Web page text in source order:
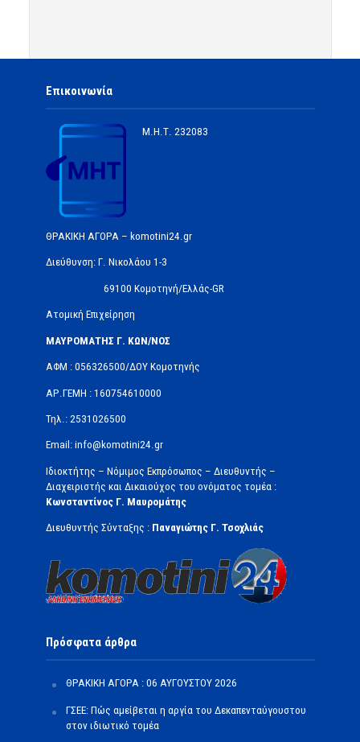
Επικοινωνία
Μ.Η.Τ. 232083
ΘΡΑΚΙΚΗ ΑΓΟΡΑ – komotini24.gr
Διεύθυνση: Γ. Νικολάου 1-3
69100 Κομοτηνή/Ελλάς-GR
Ατομική Επιχείρηση
ΜΑΥΡΟΜΑΤΗΣ Γ. ΚΩΝ/ΝΟΣ
ΑΦΜ : 056326500/ΔOΥ Κομοτηνής
ΑΡ.ΓΕΜΗ : 160754610000
Τηλ.: 2531026500
Email: info@komotini24.gr
Ιδιοκτήτης – Νόμιμος Εκπρόσωπος – Διευθυντής –
Διαχειριστής και Δικαιούχος του ονόματος τομέα :
Κωνσταντίνος Γ. Μαυρομάτης
Διευθυντής Σύνταξης : Παναγιώτης Γ. Τσοχλιάς
Πρόσφατα άρθρα
ΘΡΑΚΙΚΗ ΑΓΟΡΑ : 06 ΑΥΓΟΥΣΤΟΥ 2026
ΓΣΕΕ: Πώς αμείβεται η αργία του Δεκαπενταύγουστου
στον ιδιωτικό τομέα